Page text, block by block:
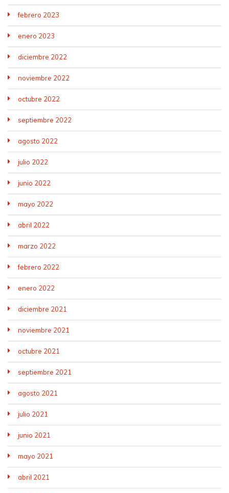
febrero 2023
enero 2023
diciembre 2022
noviembre 2022
octubre 2022
septiembre 2022
agosto 2022
julio 2022
junio 2022
mayo 2022
abril 2022
marzo 2022
febrero 2022
enero 2022
diciembre 2021
noviembre 2021
octubre 2021
septiembre 2021
agosto 2021
julio 2021
junio 2021
mayo 2021
abril 2021